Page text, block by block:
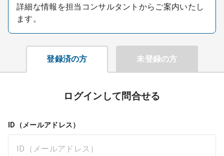
お問合せ
医院の譲渡・売却をお考えの方
採用をお考えの医療機関の方
詳細な情報を担当コンサルタントからご案内いたし
ます。
登録済の方 未登録の方
ログインして問合せる
ID（メールアドレス）